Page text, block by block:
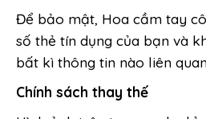
Để bảo mật, Hoa cầm tay
số thẻ tín dụng của bạn và
bất kì thông tin nào liên
Chính sách thay thế